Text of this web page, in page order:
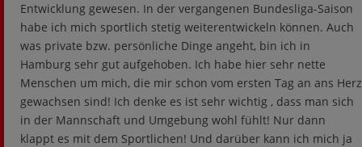
Entwicklung gewesen. In der vergangenen Bundesliga-Saison
habe ich mich sportlich stetig weiterentwickeln können. Auch
was private bzw. persönliche Dinge angeht, bin ich in
Hamburg sehr gut aufgehoben. Ich habe hier sehr nette
Menschen um mich, die mir schon vom ersten Tag an ans Herz
gewachsen sind! Ich denke es ist sehr wichtig , dass man sich
in der Mannschaft und Umgebung wohl fühlt! Nur dann
klappt es mit dem Sportlichen! Und darüber kann ich mich ja